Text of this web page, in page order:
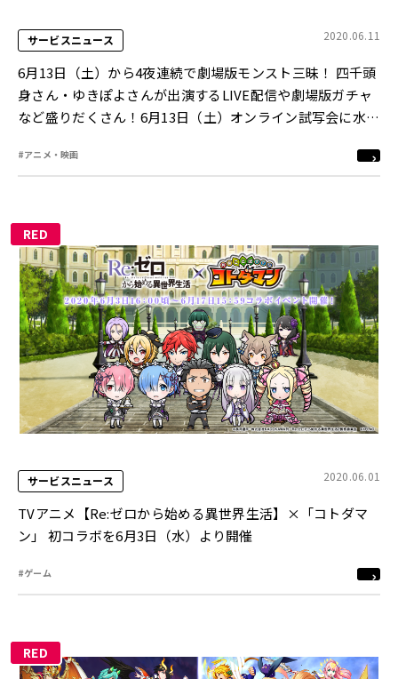
サービスニュース 2020.06.11
6月13日（土）から4夜連続で劇場版モンスト三昧！ 四千頭
身さん・ゆきぽよさんが出演するLIVE配信や劇場版ガチャ
など盛りだくさん！6月13日（土）オンライン試写会に水樹
#アニメ・映画
RED
サービスニュース 2020.06.01
TVアニメ【Re:ゼロから始める異世界生活】×「コトダマ
ン」 初コラボを6月3日（水）より開催
#ゲーム
RED